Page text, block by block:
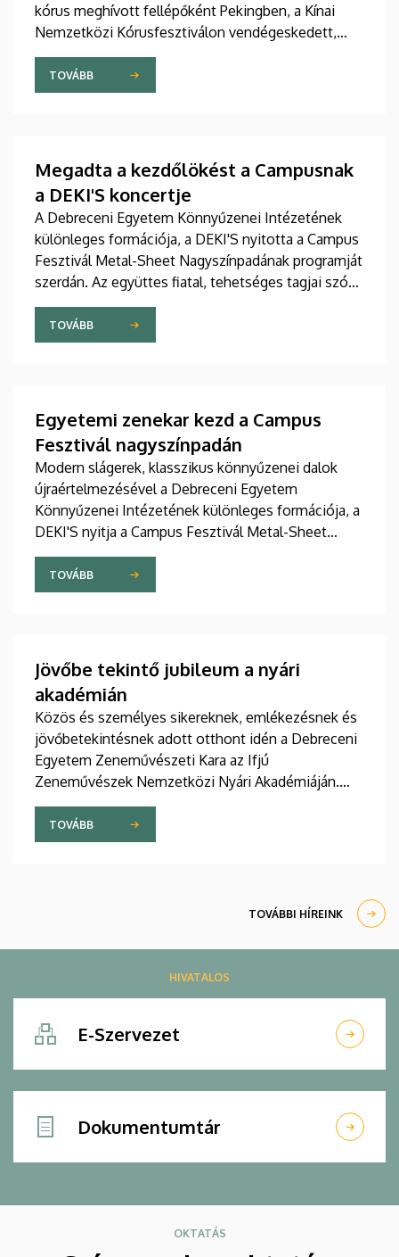
kórus meghívott fellépőként Pekingben, a Kínai
Nemzetközi Kórusfesztiválon vendégeskedett,
ahol impozáns és modern, kiváló akusztikájú
helyszíneken hatalmas sikerű koncerteket adtak. A
kínai turné Peking után Szecsuán tartomány
TOVÁBB
Megadta a kezdőlökést a Campusnak
a DEKI'S koncertje
A Debreceni Egyetem Könnyűzenei Intézetének
különleges formációja, a DEKI'S nyitotta a Campus
Fesztivál Metal-Sheet Nagyszínpadának programját
szerdán. Az együttes fiatal, tehetséges tagjai szó
szerint slágeresőt zúdítottak a közönségre, többek
között Abba, Bruno Mars és Pharell Williams
dalaival hangolták a fesztiválozókat a nyitónap
TOVÁBB
Egyetemi zenekar kezd a Campus
Fesztivál nagyszínpadán
Modern slágerek, klasszikus könnyűzenei dalok
újraértelmezésével a Debreceni Egyetem
Könnyűzenei Intézetének különleges formációja, a
DEKI'S nyitja a Campus Fesztivál Metal-Sheet
Nagyszínpadának programját. Az együttes a kortárs
könnyűzene alapképzési szak hallgatóiból
verbuválódott, de a tagság folyamatos
jelent a hallgatók lelkesedése, kiemelkedő
tehetsége.
TOVÁBB
Jövőbe tekintő jubileum a nyári
akadémián
Közös és személyes sikereknek, emlékezésnek és
jövőbetekintésnek adott otthont idén a Debreceni
Egyetem Zeneművészeti Kara az Ifjú
Zeneművészek Nemzetközi Nyári Akadémiáján.
Tizennégy országból csaknem kétszáz kiváló fiatal
tehetség érkezett a városba azért, hogy a legjobb
hazai és külföldi mesterektől tanuljon, valamint
TOVÁBB
TOVÁBBI HÍREINK
HIVATALOS
E-Szervezet
Dokumentumtár
OKTATÁS